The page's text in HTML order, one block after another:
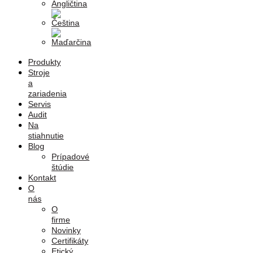
Produkty
Stroje
a
zariadenia
Servis
Audit
Na
stiahnutie
Blog
Prípadové
štúdie
Kontakt
O
nás
O
firme
Novinky
Certifikáty